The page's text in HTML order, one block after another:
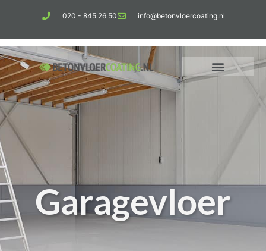
020 - 845 26 50 info@betonvloercoating.nl
Garagevloer